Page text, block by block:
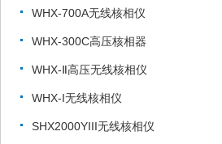
WHX-700A无线核相仪
WHX-300C高压核相器
WHX-Ⅱ高压无线核相仪
WHX-I无线核相仪
SHX2000YIII无线核相仪